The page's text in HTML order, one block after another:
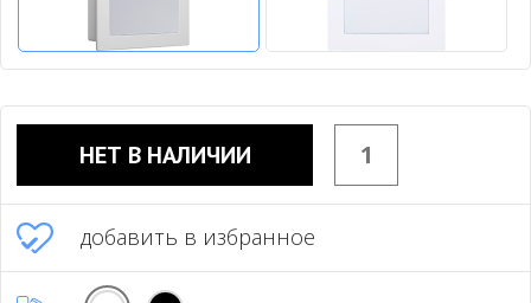
НЕТ В НАЛИЧИИ
добавить в избранное